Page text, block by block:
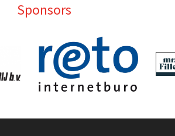
Sponsors